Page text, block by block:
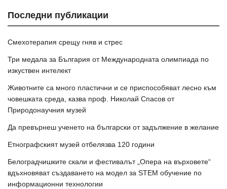
Последни публикации
Смехотерапия срещу гняв и стрес
Три медала за България от Международната олимпиада по
изкуствен интелект
Животните са много пластични и се приспособяват лесно към
човешката среда, казва проф. Николай Спасов от
Природонаучния музей
Да превърнеш ученето на български от задължение в желание
Етнографският музей отбелязва 120 години
Белоградчишките скали и фестивалът „Опера на върховете“
вдъхновяват създаването на модел за STEM обучение по
информационни технологии